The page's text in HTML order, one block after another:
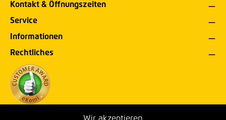
Kontakt & Öffnungszeiten
Service
Informationen
Rechtliches